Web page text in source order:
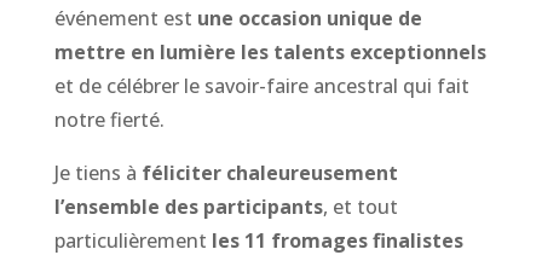
événement est une occasion unique de
mettre en lumière les talents exceptionnels
et de célébrer le savoir-faire ancestral qui fait
notre fierté.
Je tiens à féliciter chaleureusement
l’ensemble des participants, et tout
particulièrement les 11 fromages finalistes